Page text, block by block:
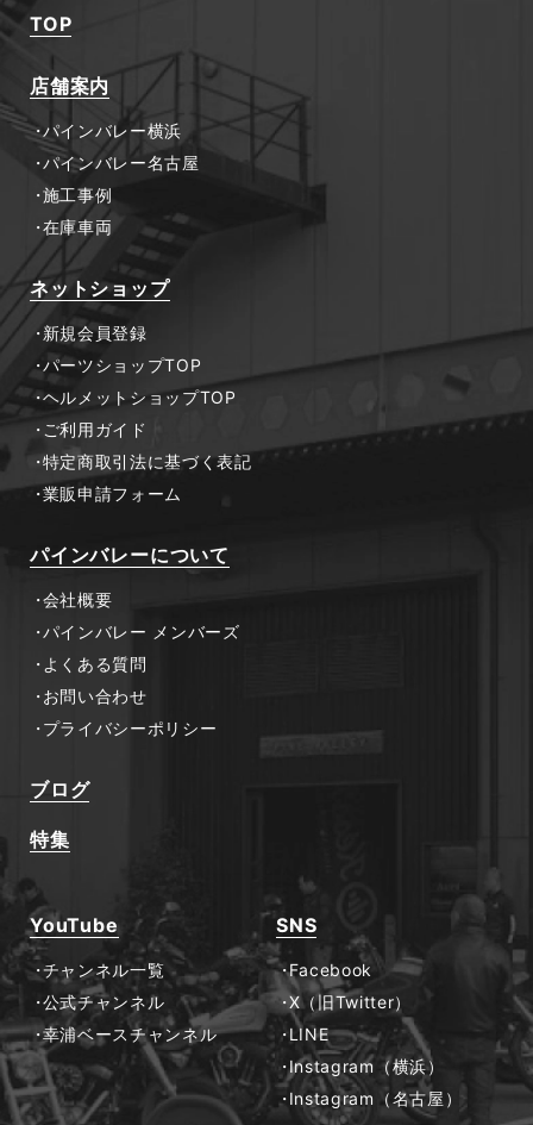
TOP
店舗案内
パインバレー横浜
パインバレー名古屋
施工事例
在庫車両
ネットショップ
新規会員登録
パーツショップTOP
ヘルメットショップTOP
ご利用ガイド
特定商取引法に基づく表記
業販申請フォーム
パインバレーについて
会社概要
パインバレー メンバーズ
よくある質問
お問い合わせ
プライバシーポリシー
ブログ
特集
YouTube
チャンネル一覧
公式チャンネル
幸浦ベースチャンネル
SNS
Facebook
X（旧Twitter）
LINE
Instagram（横浜）
Instagram（名古屋）